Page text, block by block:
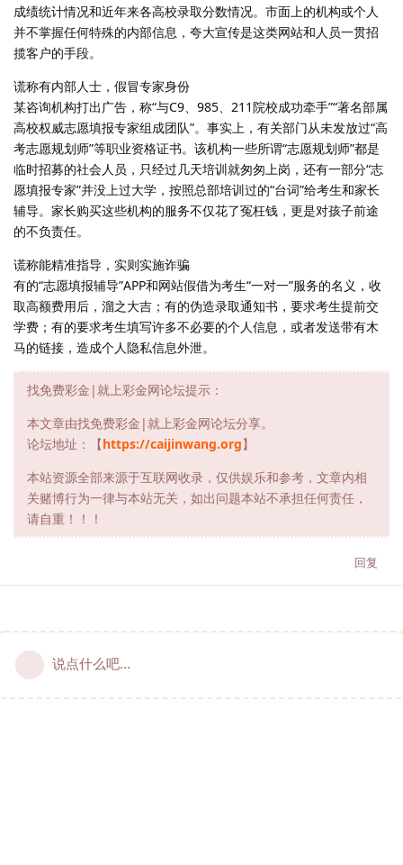
成绩统计情况和近年来各高校录取分数情况。市面上的机构或个人
并不掌握任何特殊的内部信息，夸大宣传是这类网站和人员一贯招
揽客户的手段。
谎称有内部人士，假冒专家身份
某咨询机构打出广告，称“与C9、985、211院校成功牵手”“著名部属
高校权威志愿填报专家组成团队”。事实上，有关部门从未发放过“高
考志愿规划师”等职业资格证书。该机构一些所谓“志愿规划师”都是
临时招募的社会人员，只经过几天培训就匆匆上岗，还有一部分“志
愿填报专家”并没上过大学，按照总部培训过的“台词”给考生和家长
辅导。家长购买这些机构的服务不仅花了冤枉钱，更是对孩子前途
的不负责任。
谎称能精准指导，实则实施诈骗
有的“志愿填报辅导”APP和网站假借为考生“一对一”服务的名义，收
取高额费用后，溜之大吉；有的伪造录取通知书，要求考生提前交
学费；有的要求考生填写许多不必要的个人信息，或者发送带有木
马的链接，造成个人隐私信息外泄。
找免费彩金|就上彩金网论坛提示：
本文章由找免费彩金|就上彩金网论坛分享。
论坛地址：【https://caijinwang.org】
本站资源全部来源于互联网收录，仅供娱乐和参考，文章内相
关赌博行为一律与本站无关，如出问题本站不承担任何责任，
请自重！！！
回复
说点什么吧...